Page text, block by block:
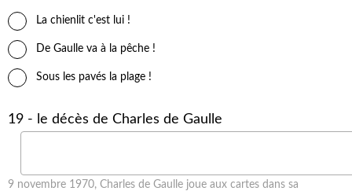
La chienlit c'est lui !
De Gaulle va à la pêche !
Sous les pavés la plage !
19 - le décès de Charles de Gaulle
9 novembre 1970, Charles de Gaulle joue aux cartes dans sa